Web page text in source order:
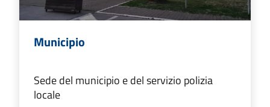
Municipio
Sede del municipio e del servizio polizia
locale